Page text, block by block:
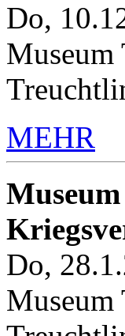
Do,
Museum
MEHR
Do,
Museum